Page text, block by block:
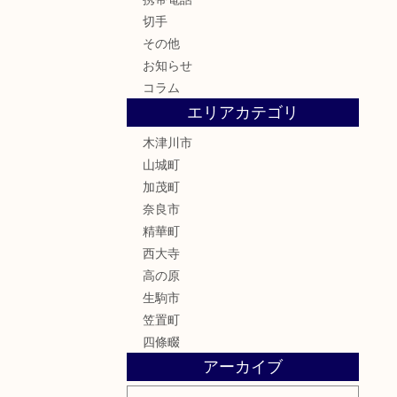
切手
その他
お知らせ
コラム
エリアカテゴリ
木津川市
山城町
加茂町
奈良市
精華町
西大寺
高の原
生駒市
笠置町
四條畷
アーカイブ